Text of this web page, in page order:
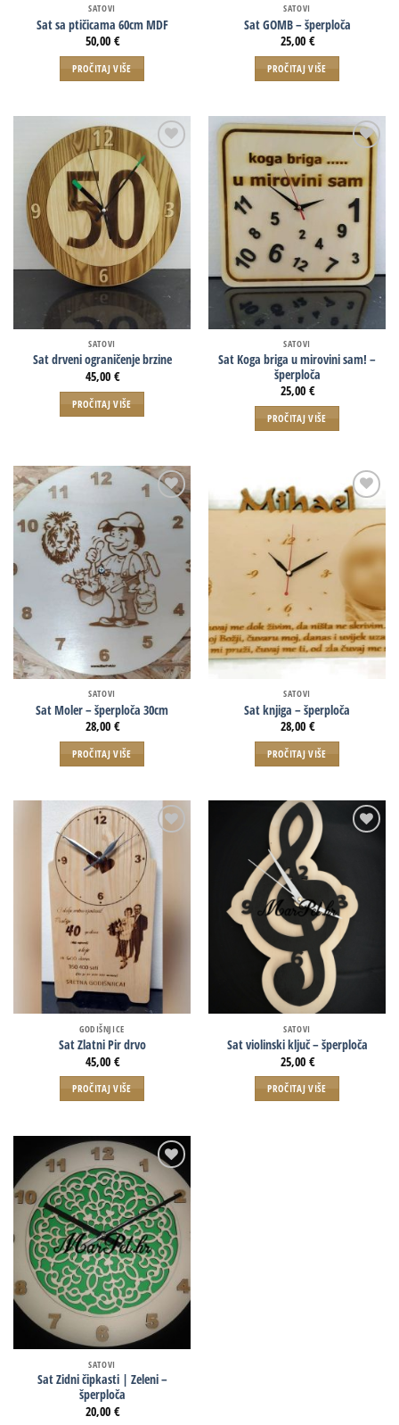
SATOVI
Sat sa ptičicama 60cm MDF
50,00 €
PROČITAJ VIŠE
SATOVI
Sat GOMB – šperploča
25,00 €
PROČITAJ VIŠE
SATOVI
Sat drveni ograničenje brzine
45,00 €
PROČITAJ VIŠE
SATOVI
Sat Koga briga u mirovini sam! –
šperploča
25,00 €
PROČITAJ VIŠE
SATOVI
Sat Moler – šperploča 30cm
28,00 €
PROČITAJ VIŠE
SATOVI
Sat knjiga – šperploča
28,00 €
PROČITAJ VIŠE
GODIŠNJICE
Sat Zlatni Pir drvo
45,00 €
PROČITAJ VIŠE
SATOVI
Sat violinski ključ – šperploča
25,00 €
PROČITAJ VIŠE
SATOVI
Sat Zidni čipkasti | Zeleni –
šperploča
20,00 €